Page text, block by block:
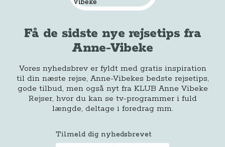
Få de sidste nye rejsetips fra
Anne-Vibeke
Vores nyhedsbrev er fyldt med gratis inspiration
til din næste rejse, Anne-Vibekes bedste rejsetips,
gode tilbud, men også nyt fra KLUB Anne Vibeke
Rejser, hvor du kan se tv-programmer i fuld
længde, deltage i foredrag mm.
Tilmeld dig nyhedsbrevet